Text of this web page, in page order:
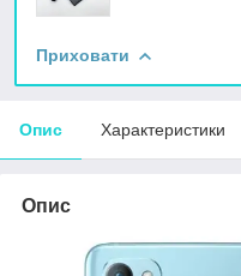
Приховати
Опис Характеристики
Опис